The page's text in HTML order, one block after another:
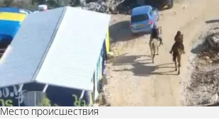
Место происшествия